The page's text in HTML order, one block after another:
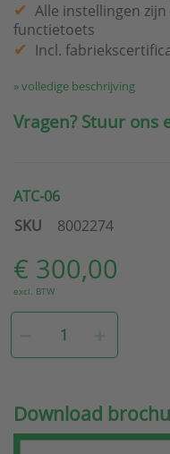
Alle instellingen
functietoets
Incl.
» volledige beschrijving
Vragen? Stuur ons
ATC-06
SKU
8002274
€ 300,00
excl. BTW
Download